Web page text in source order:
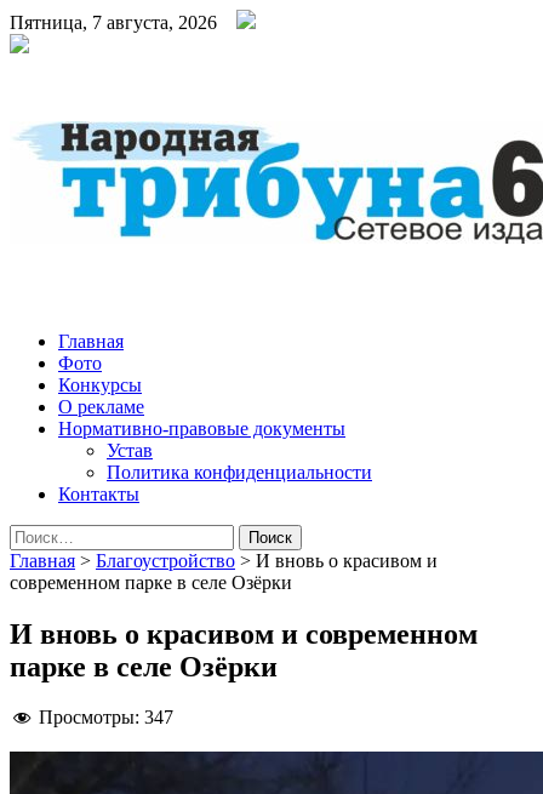
Пятница, 7 августа, 2026
Народная трибуна
Калининская районная газета
Главная
Фото
Конкурсы
О рекламе
Нормативно-правовые документы
Устав
Политика конфиденциальности
Контакты
Найти:
Главная > Благоустройство > И вновь о красивом и
современном парке в селе Озёрки
И вновь о красивом и современном
парке в селе Озёрки
Просмотры: 347